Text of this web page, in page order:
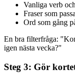
Vanliga verb
Fraser som
Ord som gång
En bra filterfråga:
igen nästa vecka?"
Steg 3: Gör